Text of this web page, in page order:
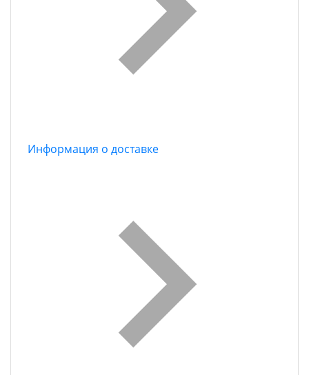
Информация о доставке